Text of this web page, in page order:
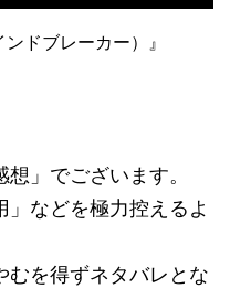
ドブレーカー）』
」でございます。
」などを極力控えるよ
むを得ずネタバレとな